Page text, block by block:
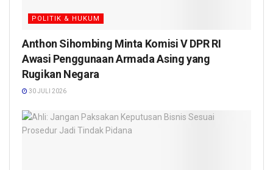
POLITIK & HUKUM
Anthon Sihombing Minta Komisi V DPR RI
Awasi Penggunaan Armada Asing yang
Rugikan Negara
30 JULI 2026